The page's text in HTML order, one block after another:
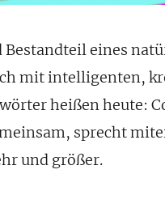
eines
mit intelligenten,
heißen heute:
sprecht
und größer.